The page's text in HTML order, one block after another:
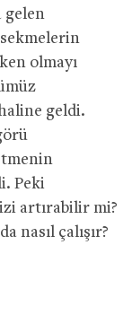
gelen
olmayı
geldi.
Peki
artırabilir mi?
nasıl çalışır?